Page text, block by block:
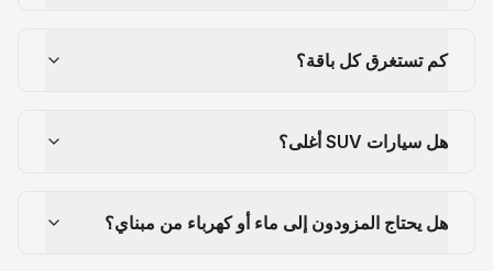
كم تستغرق كل باقة؟
هل سيارات SUV أغلى؟
هل يحتاج المزودون إلى ماء أو كهرباء من مبناي؟